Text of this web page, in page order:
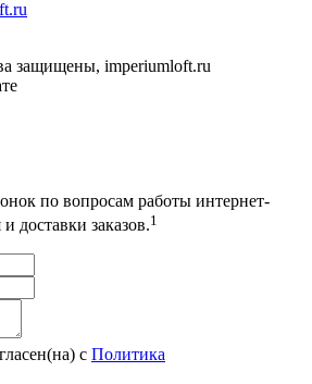
защищены, imperiumloft.ru
по вопросам работы интернет-
доставки заказов.1
с Политика